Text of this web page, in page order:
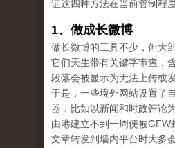
证这四种方法在当前管制程
1、做成长微博
做长微博的工具不少，但大
它们天生带有关键字审查，
段落会被显示为无法上传或
于是，一些境外网站设置了
器，比如以新闻和时政评论
由港建立不到一周便被GFW
文章转发到墙内平台时大多